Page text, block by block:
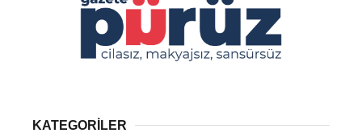
KATEGORİLER